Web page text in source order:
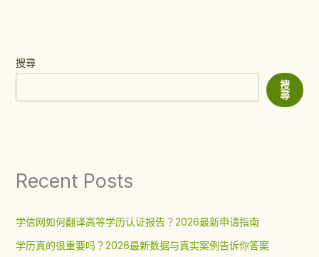
搜尋
搜
尋
Recent Posts
学信网如何翻译高等学历认证报告？2026最新申请指南
学历真的很重要吗？2026最新数据与真实案例告诉你答案